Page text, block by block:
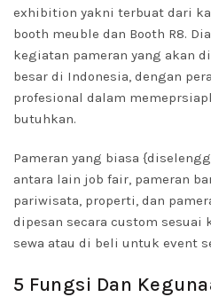
exhibition yakni terbuat dari
booth meuble dan Booth R8.
kegiatan pameran yang akan
besar di Indonesia, dengan
profesional dalam
butuhkan.
Pameran yang biasa
antara lain job fair, pameran
pariwisata, properti, dan
dipesan secara custom sesuai
sewa atau di beli untuk event
5 Fungsi Dan